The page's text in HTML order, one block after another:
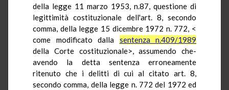
della legge 11 marzo 1953, n.87, questione di
legittimità costituzionale dell'art. 8, secondo
comma, della legge 15 dicembre 1972 n. 772, <
come modificato dalla sentenza n.409/1989
della Corte costituzionale>, assumendo che-
avendo la detta sentenza erroneamente
ritenuto che i delitti di cui al citato art. 8,
secondo comma, della legge n. 772 del 1972 ed